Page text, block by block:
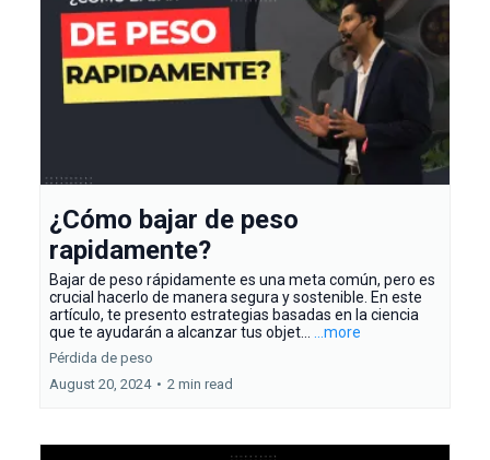
¿Cómo bajar de peso
rapidamente?
Bajar de peso rápidamente es una meta común, pero es
crucial hacerlo de manera segura y sostenible. En este
artículo, te presento estrategias basadas en la ciencia
que te ayudarán a alcanzar tus objet...
...more
Pérdida de peso
August 20, 2024 • 2 min read